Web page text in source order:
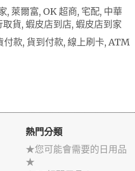
, 萊爾富, OK 超商, 宅配, 中華
貨, 蝦皮店到店, 蝦皮店到家
款, 貨到付款, 線上刷卡, ATM
熱門分類
★您可能會需要的日用品
★